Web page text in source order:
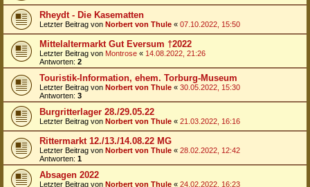
Rheydt - Die Kasematten
Letzter Beitrag von Norbert von Thule « 07.10.2022, 15:50
Mittelaltermarkt Gut Eversum †2022
Letzter Beitrag von Montrose « 14.08.2022, 21:26
Antworten: 2
Touristik-Information, ehem. Torburg-Museum
Letzter Beitrag von Norbert von Thule « 30.05.2022, 15:30
Antworten: 3
Burgritterlager 28./29.05.22
Letzter Beitrag von Norbert von Thule « 21.03.2022, 16:16
Rittermarkt 12./13./14.08.22 MG
Letzter Beitrag von Norbert von Thule « 28.02.2022, 12:42
Antworten: 1
Absagen 2022
Letzter Beitrag von Norbert von Thule « 24.02.2022, 16:23